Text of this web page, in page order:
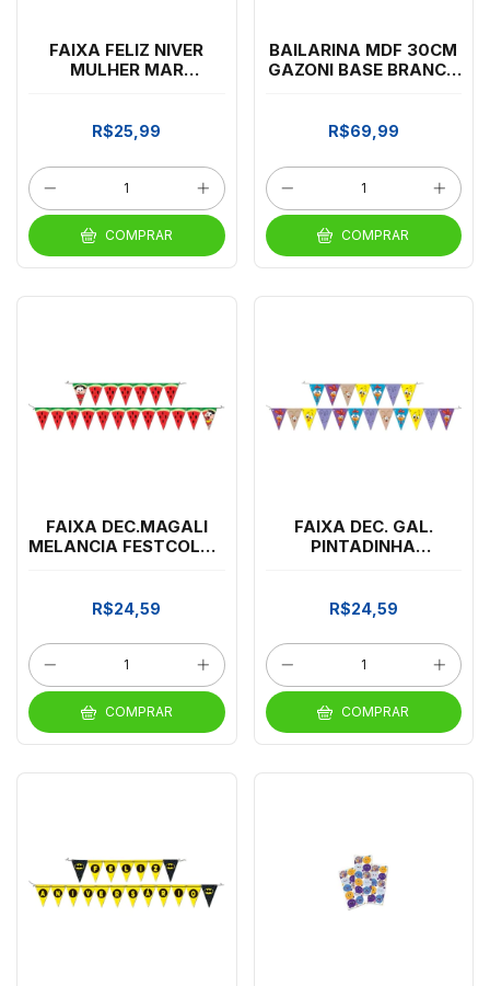
FAIXA FELIZ NIVER
MULHER MAR
R$25,99
COMPRAR
BAILARINA MDF 30CM
GAZONI BASE BRANCA
R$69,99
COMPRAR
FAIXA DEC.MAGALI
MELANCIA FESTCOLOR
R$24,59
COMPRAR
FAIXA DEC. GAL.
PINTADINHA
R$24,59
COMPRAR